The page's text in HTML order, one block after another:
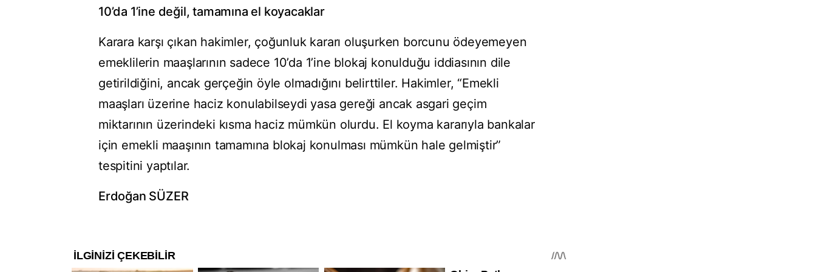
10’da 1’ine değil, tamamına el koyacaklar
Karara karşı çıkan hakimler, çoğunluk kararı oluşurken borcunu ödeyemeyen
emeklilerin maaşlarının sadece 10’da 1’ine blokaj konulduğu iddiasının dile
getirildiğini, ancak gerçeğin öyle olmadığını belirttiler. Hakimler, “Emekli
maaşları üzerine haciz konulabilseydi yasa gereği ancak asgari geçim
miktarının üzerindeki kısma haciz mümkün olurdu. El koyma kararıyla bankalar
için emekli maaşının tamamına blokaj konulması mümkün hale gelmiştir”
tespitini yaptılar.
Erdoğan SÜZER